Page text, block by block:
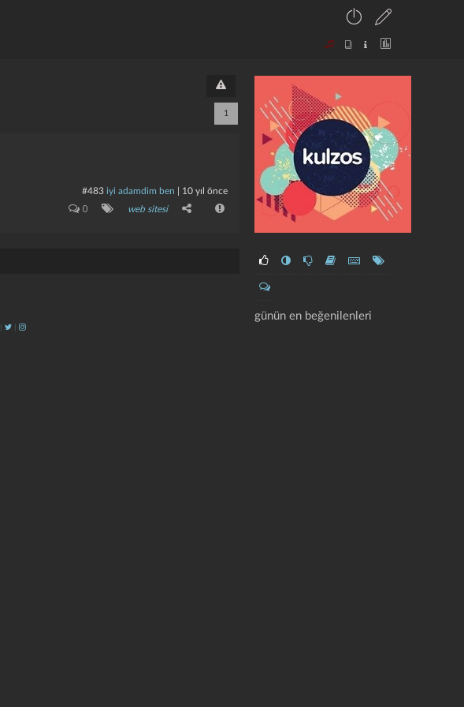
günün en beğenilenleri
1
#483 i̇yi adamdim ben 10 yıl önce
0 web sitesi